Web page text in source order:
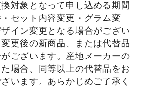
対象となって申し込める期間
セット内容変更・グラム変
イン変更となる場合がござい
更後の新商品、または代替品
ございます。産地メーカーの
場合、同等以上の代替品をお
います。あらかじめご了承く